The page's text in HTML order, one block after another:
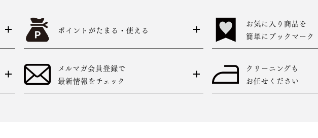
ポイントがたまる・使える
お気に入り商品を
簡単にブックマーク
メルマガ会員登録で
最新情報をチェック
クリーニングも
お任せください